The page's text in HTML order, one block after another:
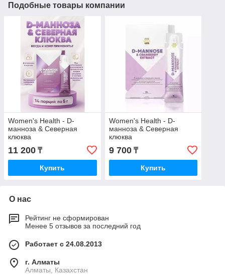
Подобные товары компании
Women's Health - D-
манноза & Северная
клюква
11 200 ₸
Купить
Women's Health - D-
манноза & Северная
клюква
9 700₸
Купить
О нас
Рейтинг не сформирован
Менее 5 отзывов за последний год
Работает с 24.08.2013
г. Алматы
Алматы, Казахстан